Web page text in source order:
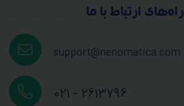
راه‌های ارتباط با ما
support@nenomatica.com
021 - 2613796